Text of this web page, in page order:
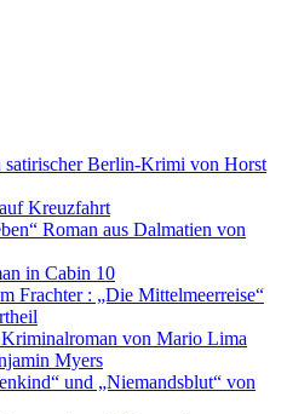
satirischer Berlin-Krimi von Horst
Kreuzfahrt
Roman aus Dalmatien von
in Cabin 10
Frachter : „Die Mittelmeerreise“
von Mario Lima
Myers
und „Niemandsblut“ von